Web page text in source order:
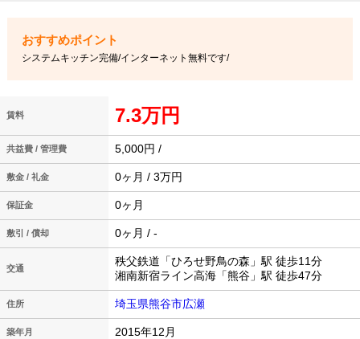
システムキッチン完備/インターネット無料です/
賃料 7.3万円
共益費 / 管理費 5,000円 /
敷金 / 礼金 0ヶ月 / 3万円
保証金 0ヶ月
敷引 / 償却 0ヶ月 / -
交通
秩父鉄道「ひろせ野鳥の森」駅 徒歩11分
湘南新宿ライン高海「熊谷」駅 徒歩47分
住所 埼玉県熊谷市広瀬
築年月 2015年12月